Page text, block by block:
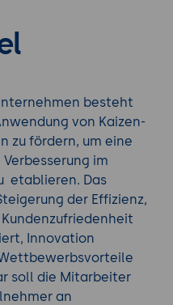
verbessert
die
und Motivation:
sich aktiv an
zu
einem höheren Maß
Engagement und
Die Kultur der
und offenen
Kaizen geschaffen
Mitarbeiter
Ideen einzubringen
besteht
von Kaizen-
zu fördern, um eine
im
etablieren. Das
der Effizienz,
Innovation
soll die Mitarbeiter
an